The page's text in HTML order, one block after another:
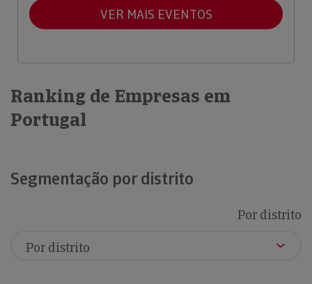
VER MAIS EVENTOS
Ranking de Empresas em
Portugal
Segmentação por distrito
Por distrito